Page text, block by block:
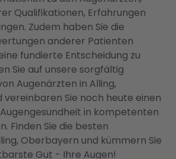
Qualifikationen, Erfahrungen
Zudem haben Sie die
anderer Patienten
fundierte Entscheidung zu
Sie auf unsere sorgfältig
Augenärzten in Alling,
Sie noch heute einen
in kompetenten
Finden Sie die besten
Oberbayern und kümmern Sie
Gut - Ihre Augen!